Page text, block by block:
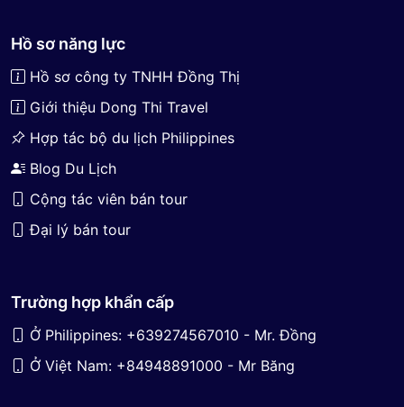
Hồ sơ năng lực
Hồ sơ công ty TNHH Đồng Thị
Giới thiệu Dong Thi Travel
Hợp tác bộ du lịch Philippines
Blog Du Lịch
Cộng tác viên bán tour
Đại lý bán tour
Trường hợp khẩn cấp
Ở Philippines: +639274567010 - Mr. Đồng
Ở Việt Nam: +84948891000 - Mr Băng